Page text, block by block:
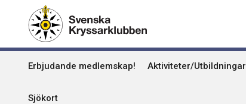
huvudinnehåll
Erbjudande medlemskap! Aktiviteter/Utbildningar
Sjökort
Kummel
Uthamn
Naturhamn